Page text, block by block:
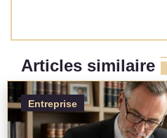
Articles similaire
Entreprise